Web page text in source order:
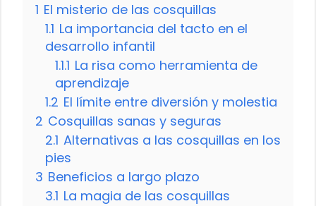
1 El misterio de las cosquillas
1.1 La importancia del tacto en el
desarrollo infantil
1.1.1 La risa como herramienta de
aprendizaje
1.2 El límite entre diversión y molestia
2 Cosquillas sanas y seguras
2.1 Alternativas a las cosquillas en los
pies
3 Beneficios a largo plazo
3.1 La magia de las cosquillas